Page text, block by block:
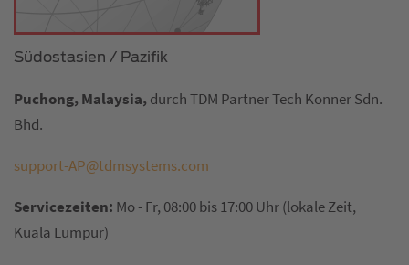
Südostasien / Pazifik
Puchong, Malaysia, durch TDM Partner Tech Konner Sdn.
Bhd.
support-AP@tdmsystems.com
Servicezeiten: Mo - Fr, 08:00 bis 17:00 Uhr (lokale Zeit,
Kuala Lumpur)